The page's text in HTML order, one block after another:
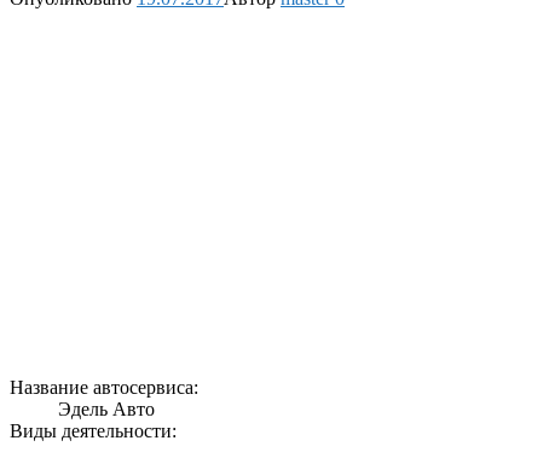
Название автосервиса:
Эдель Авто
Виды деятельности: